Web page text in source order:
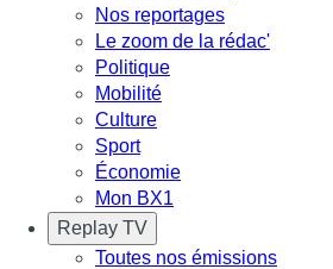
Nos reportages
Le zoom de la rédac'
Politique
Mobilité
Culture
Sport
Économie
Mon BX1
Replay TV
Toutes nos émissions